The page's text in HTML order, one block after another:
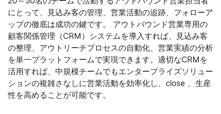
にとって、見込み客の管理、営業活動の追跡、フォローア
ップの徹底は成功の鍵です。 アウトバウンド営業専用の
顧客関係管理（CRM）システムを導入すれば、見込み客
の整理、アウトリーチプロセスの自動化、営業実績の分析
を単一プラットフォームで実現できます。適切なCRMを
活用すれば、中規模チームでもエンタープライズソリュー
ションの複雑さなしに営業活動を効率化し、close 、生産
性を高めることが可能です。